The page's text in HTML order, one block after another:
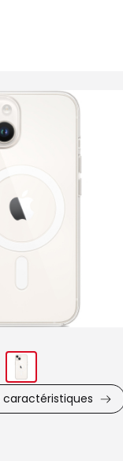
Images
produit